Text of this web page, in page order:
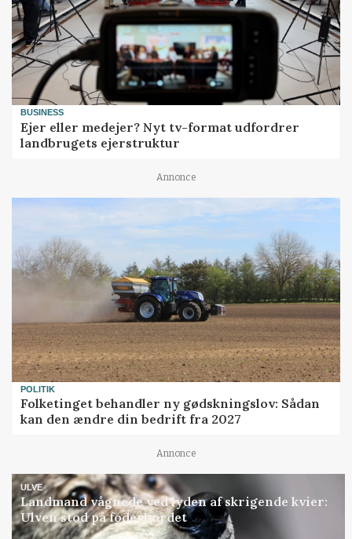
BUSINESS
Ejer eller medejer? Nyt tv-format udfordrer
landbrugets ejerstruktur
Annonce
POLITIK
Folketinget behandler ny gødskningslov: Sådan
kan den ændre din bedrift fra 2027
Annonce
ULVE
Landmand vågnede ved lyden af skrigende kvier:
Ulven stod på foderbordet